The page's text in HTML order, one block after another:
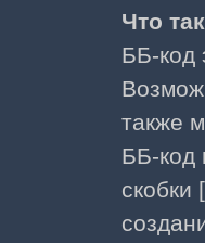
Что
ББ-код
также
ББ-код
скобки